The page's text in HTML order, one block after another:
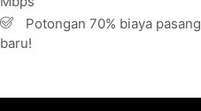
Potongan 70% biaya pasang
baru!